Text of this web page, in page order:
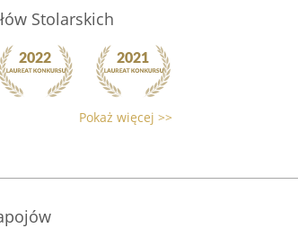
Stolarskich
Pokaż więcej >>